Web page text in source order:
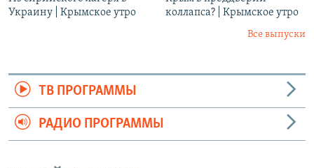
Украину | Крымское утро
коллапса? | Крымское утро
Все выпуски
ТВ ПРОГРАММЫ
РАДИО ПРОГРАММЫ